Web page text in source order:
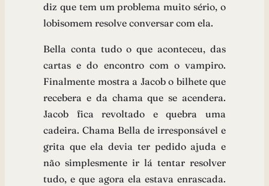
diz que tem um problema muito sério, o
lobisomem resolve conversar com ela.
Bella conta tudo o que aconteceu, das
cartas e do encontro com o vampiro.
Finalmente mostra a Jacob o bilhete que
recebera e da chama que se acendera.
Jacob fica revoltado e quebra uma
cadeira. Chama Bella de irresponsável e
grita que ela devia ter pedido ajuda e
não simplesmente ir lá tentar resolver
tudo, e que agora ela estava enrascada.